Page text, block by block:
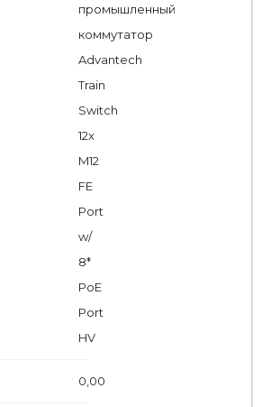
промышленный
коммутатор
Advantech
Train
Switch
12x
M12
FE
Port
w/
8*
PoE
Port
HV
0,00